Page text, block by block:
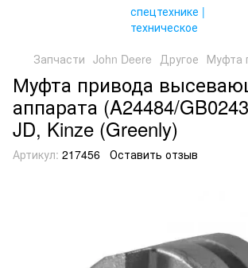
Запчасти John Deere Другое Муфта
Муфта привода
аппарата (A24484/
JD, Kinze (Greenly)
Артикул: 217456 Оставить отзыв